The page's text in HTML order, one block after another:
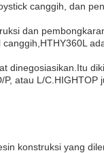
canggih, dan
dan
dinegosiasikan.Itu
atau L/C.HIGHTOP
konstruksi yang